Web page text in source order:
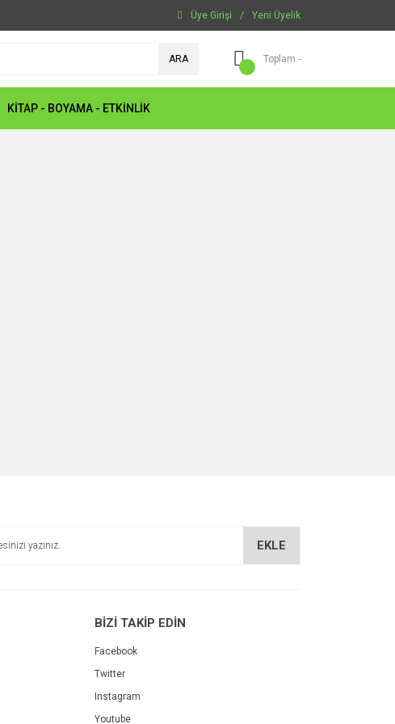
Üye Girişi / Yeni Üyelik
ARA Toplam -
KİTAP - BOYAMA - ETKİNLİK
EKLE
BİZİ TAKİP EDİN
Facebook
Twitter
Instagram
Youtube